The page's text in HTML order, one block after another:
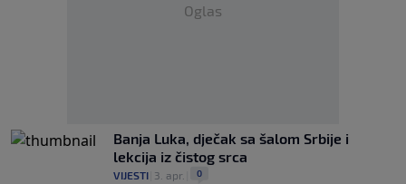
Oglas
Banja Luka, dječak sa šalom Srbije i
lekcija iz čistog srca
VIJESTI 3. apr. 0